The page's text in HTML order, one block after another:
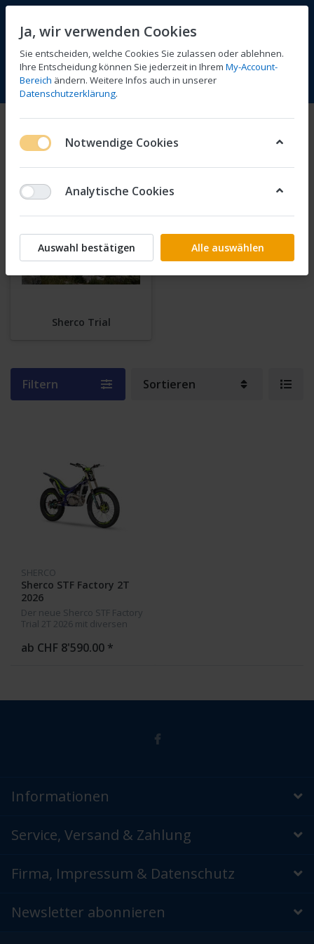
Menü Anmelden Vergleichen Wunschliste
Sherco Motorräder
1-1von
Sherco Trial
Filtern Sortieren
SHERCO
Sherco STF Factory 2T
2026
Der neue Sherco STF Factory
Trial 2T 2026 mit diversen
werden.
ab CHF 8'590.00 *
Informationen
Service, Versand & Zahlung
Firma, Impressum & Datenschutz
Newsletter abonnieren
Ja, wir verwenden Cookies
Sie entscheiden, welche Cookies Sie zulassen oder ablehnen.
Ihre Entscheidung können Sie jederzeit in Ihrem My-Account-
Bereich ändern. Weitere Infos auch in unserer
Datenschutzerklärung.
Notwendige Cookies
Analytische Cookies
Auswahl bestätigen Alle auswählen